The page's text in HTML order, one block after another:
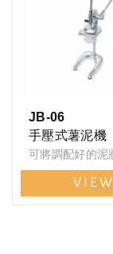
JB-06
手壓式薯泥機
可將調配好的泥
VIEW